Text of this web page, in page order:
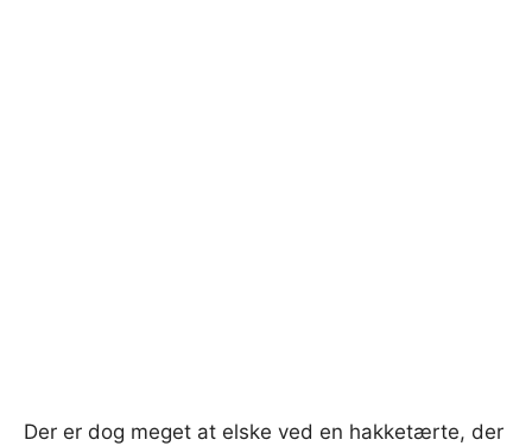
Der er dog meget at elske ved en hakketærte, der